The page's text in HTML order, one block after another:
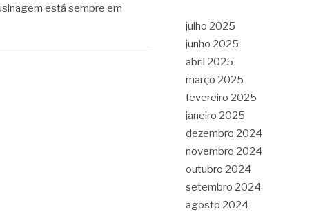
está sempre em
julho 2025
junho 2025
abril 2025
março 2025
fevereiro 2025
janeiro 2025
dezembro 2024
novembro 2024
outubro 2024
setembro 2024
agosto 2024